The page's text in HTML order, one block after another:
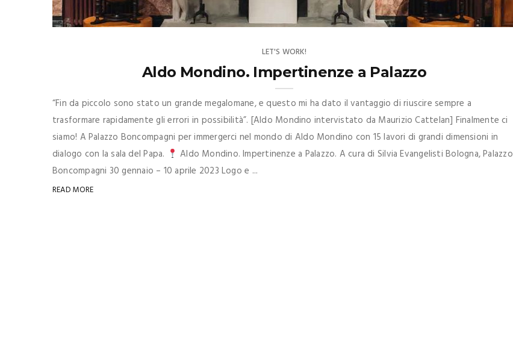
LET'S WORK!
Aldo Mondino. Impertinenze a Palazzo
“Fin da piccolo sono stato un grande megalomane, e questo mi ha dato il vantaggio di riuscire sempre a
trasformare rapidamente gli errori in possibilità”. [Aldo Mondino intervistato da Maurizio Cattelan] Finalmente ci
siamo! A Palazzo Boncompagni per immergerci nel mondo di Aldo Mondino con 15 lavori di grandi dimensioni in
dialogo con la sala del Papa.
Aldo Mondino. Impertinenze a Palazzo. A cura di Silvia Evangelisti Bologna, Palazzo
Boncompagni 30 gennaio – 10 aprile 2023 Logo e ...
READ MORE